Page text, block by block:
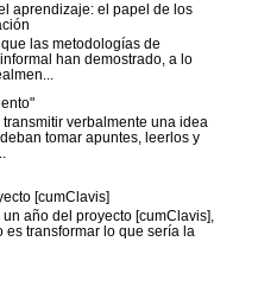
aprendizaje: el papel de los
las metodologías de
han demostrado, a lo
verbalmente una idea
tomar apuntes, leerlos y
[cumClavis]
año del proyecto [cumClavis],
es transformar lo que sería la